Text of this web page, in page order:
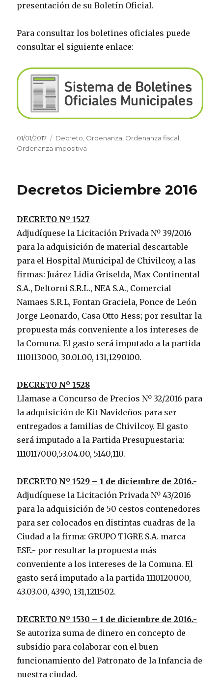
presentación de su Boletín Oficial.
Para consultar los boletines oficiales puede
consultar el siguiente enlace:
Publicado
el
01/01/2017 Categorías
Decreto Ordenanza Ordenanza fiscal
Ordenanza impositiva
Decretos Diciembre 2016
DECRETO Nº 1527
Adjudíquese la Licitación Privada Nº 39/2016
para la adquisición de material descartable
para el Hospital Municipal de Chivilcoy, a las
firmas: Juárez Lidia Griselda, Max Continental
S.A., Deltorni S.R.L., NEA S.A., Comercial
Namaes S.R.L, Fontan Graciela, Ponce de León
Jorge Leonardo, Casa Otto Hess; por resultar la
propuesta más conveniente a los intereses de
la Comuna. El gasto será imputado a la partida
1110113000, 30.01.00, 131,1290100.
DECRETO Nº 1528
Llamase a Concurso de Precios Nº 32/2016 para
la adquisición de Kit Navideños para ser
entregados a familias de Chivilcoy. El gasto
será imputado a la Partida Presupuestaria:
1110117000,53.04.00, 5140,110.
DECRETO Nº 1529 – 1 de diciembre de 2016.-
Adjudíquese la Licitación Privada Nº 43/2016
para la adquisición de 50 cestos contenedores
para ser colocados en distintas cuadras de la
Ciudad a la firma: GRUPO TIGRE S.A. marca
ESE.- por resultar la propuesta más
conveniente a los intereses de la Comuna. El
gasto será imputado a la partida 1110120000,
43.03.00, 4390, 131,1211502.
DECRETO Nº 1530 – 1 de diciembre de 2016.-
Se autoriza suma de dinero en concepto de
subsidio para colaborar con el buen
funcionamiento del Patronato de la Infancia de
nuestra ciudad.